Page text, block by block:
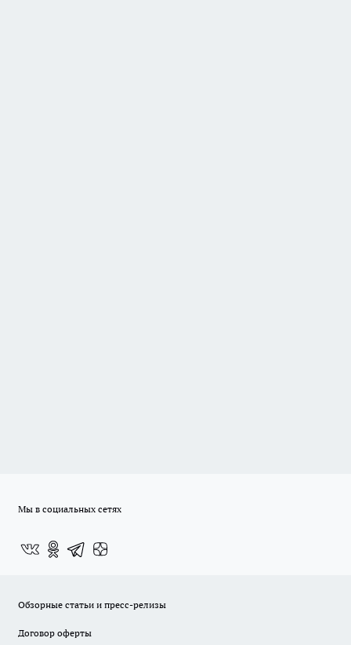
Мы в социальных сетях
Обзорные статьи и пресс-релизы
Договор оферты